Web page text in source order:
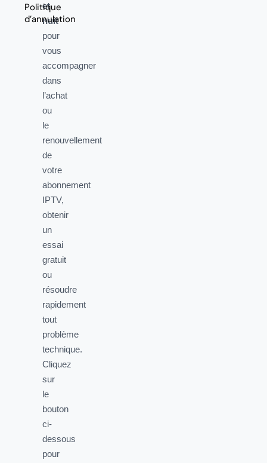
Politique
d’annulation
et
nuit
pour
vous
accompagner
dans
l’achat
ou
le
renouvellement
de
votre
abonnement
IPTV,
obtenir
un
essai
gratuit
ou
résoudre
rapidement
tout
problème
technique.
Cliquez
sur
le
bouton
ci-
dessous
pour